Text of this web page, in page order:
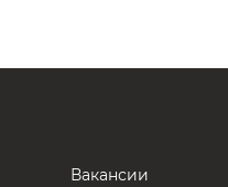
Вакансии